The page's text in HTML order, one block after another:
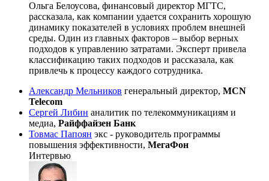
Ольга Белоусова, финансовый директор МГТС,
рассказала, как компании удается сохранить хорошую
динамику показателей в условиях проблем внешней
среды. Один из главных факторов – выбор верных
подходов к управлению затратами. Эксперт привела
классификацию таких подходов и рассказала, как
привлечь к процессу каждого сотрудника.
Александр Мельников генеральный директор, MCN
Telecom
Сергей Либин аналитик по телекоммуникациям и
медиа, Райффайзен Банк
Товмас Папоян экс - руководитель программы
повышения эффективности, МегаФон
Интервью